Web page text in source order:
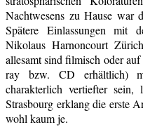
Nachtwesens zu Hause war
Spätere Einlassungen mit
Nikolaus Harnoncourt
allesamt sind filmisch oder
ray bzw. CD erhältlich)
charakterlich vertiefter
Strasbourg erklang die erste
wohl kaum je.